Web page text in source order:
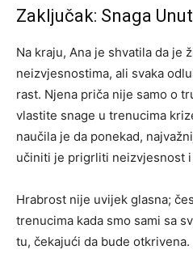
Zaključak: Snaga
Na kraju, Ana je shvatila da je
neizvjesnostima, ali svaka
rast. Njena priča nije samo o
vlastite snage u trenucima
naučila je da ponekad,
učiniti je prigrliti neizvjesnost
Hrabrost nije uvijek glasna;
trenucima kada smo sami sa
tu, čekajući da bude